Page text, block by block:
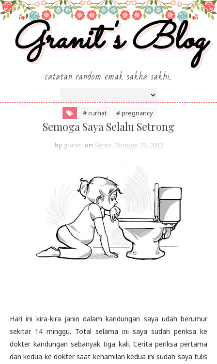
Granit's Blog
catatan random emak sakha sakhi..
# curhat # pregnancy
Semoga Saya Selalu Setrong
by granit on Senin, Oktober 23, 2017
Hari ini kira-kira janin dalam kandungan saya udah berumur
sekitar 14 minggu. Total selama ini saya sudah periksa ke
dokter kandungan sebanyak tiga kali. Cerita periksa pertama
dan kedua ke dokter saat kehamilan kedua ini sudah saya tulis